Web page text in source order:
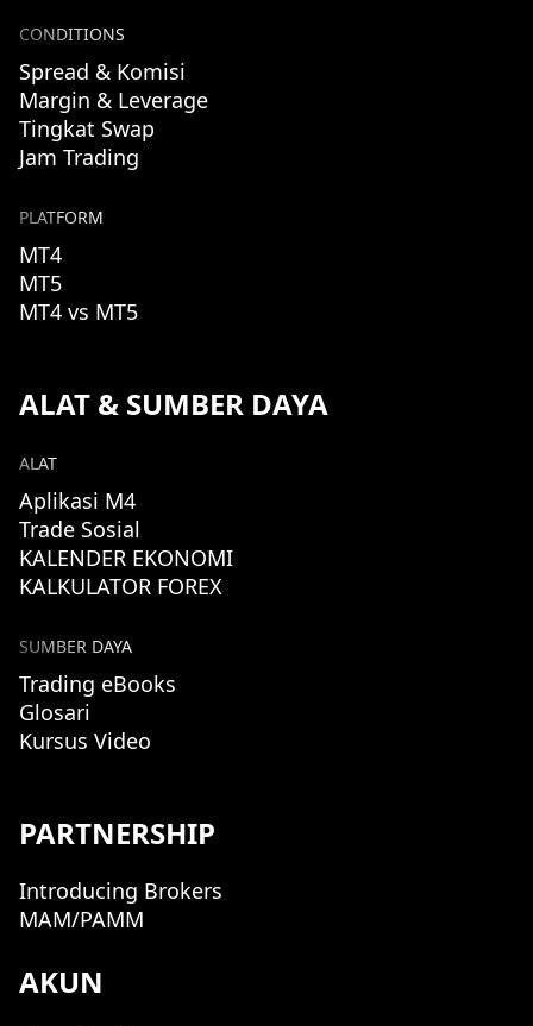
CONDITIONS
Spread & Komisi
Margin & Leverage
Tingkat Swap
Jam Trading
PLATFORM
MT4
MT5
MT4 vs MT5
ALAT & SUMBER DAYA
ALAT
Aplikasi M4
Trade Sosial
KALENDER EKONOMI
KALKULATOR FOREX
SUMBER DAYA
Trading eBooks
Glosari
Kursus Video
PARTNERSHIP
Introducing Brokers
MAM/PAMM
AKUN